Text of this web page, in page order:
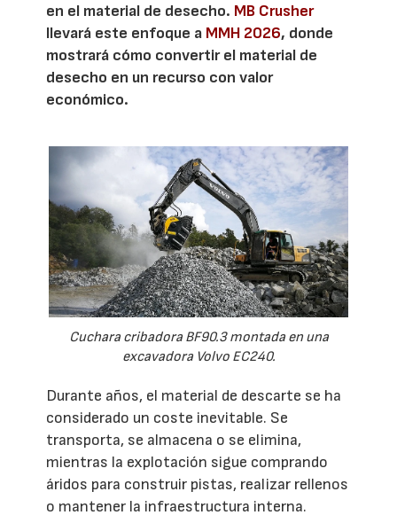
en el material de desecho. MB Crusher
llevará este enfoque a MMH 2026, donde
mostrará cómo convertir el material de
desecho en un recurso con valor
económico.
Cuchara cribadora BF90.3 montada en una
excavadora Volvo EC240.
Durante años, el material de descarte se ha
considerado un coste inevitable. Se
transporta, se almacena o se elimina,
mientras la explotación sigue comprando
áridos para construir pistas, realizar rellenos
o mantener la infraestructura interna.